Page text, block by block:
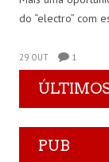
do “electro” com
29 OUT 1
PUB